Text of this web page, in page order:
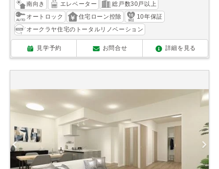
南向き エレベーター
総戸数30戸以上
オートロック
住宅ローン控除
10年保証
オークラヤ住宅のトータルリノベーション
見学予約 お問合せ 詳細を見る